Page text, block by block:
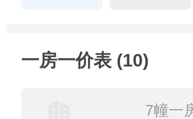
一房一价表 (10)
7幢一